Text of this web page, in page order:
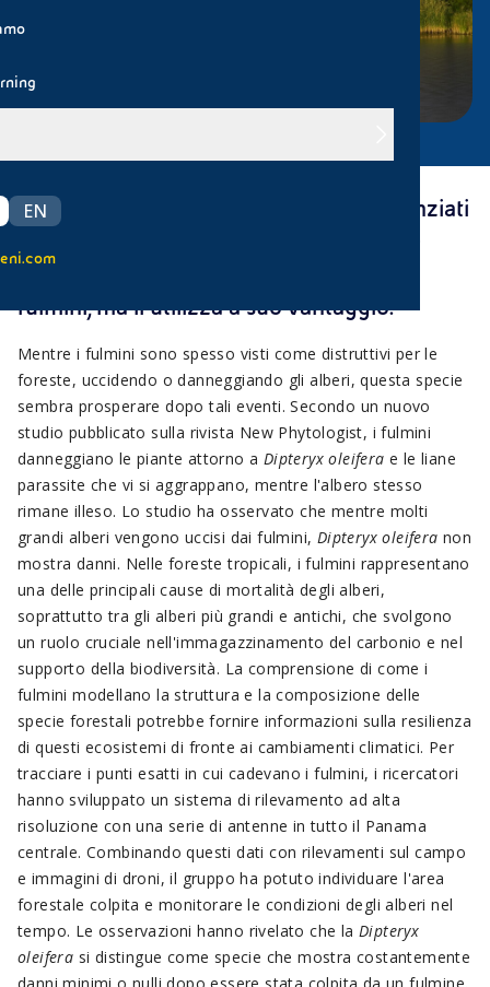
EN
eni.com
Nelle foreste pluviali di Panama, gli scienziati
fulmini, ma li utilizza a suo vantaggio.
Mentre i fulmini sono spesso visti come distruttivi per le
foreste, uccidendo o danneggiando gli alberi, questa specie
sembra prosperare dopo tali eventi. Secondo un nuovo
studio pubblicato sulla rivista New Phytologist, i fulmini
danneggiano le piante attorno a Dipteryx oleifera e le liane
parassite che vi si aggrappano, mentre l'albero stesso
rimane illeso. Lo studio ha osservato che mentre molti
grandi alberi vengono uccisi dai fulmini, Dipteryx oleifera non
mostra danni. Nelle foreste tropicali, i fulmini rappresentano
una delle principali cause di mortalità degli alberi,
soprattutto tra gli alberi più grandi e antichi, che svolgono
un ruolo cruciale nell'immagazzinamento del carbonio e nel
supporto della biodiversità. La comprensione di come i
fulmini modellano la struttura e la composizione delle
specie forestali potrebbe fornire informazioni sulla resilienza
di questi ecosistemi di fronte ai cambiamenti climatici. Per
tracciare i punti esatti in cui cadevano i fulmini, i ricercatori
hanno sviluppato un sistema di rilevamento ad alta
risoluzione con una serie di antenne in tutto il Panama
centrale. Combinando questi dati con rilevamenti sul campo
e immagini di droni, il gruppo ha potuto individuare l'area
forestale colpita e monitorare le condizioni degli alberi nel
tempo. Le osservazioni hanno rivelato che la Dipteryx
oleifera si distingue come specie che mostra costantemente